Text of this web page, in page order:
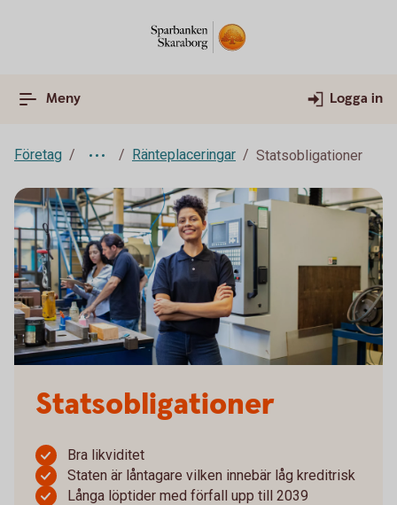
Meny Logga in
Företag Ränteplaceringar Statsobligationer
Statsobligationer
Bra likviditet
Staten är låntagare vilken innebär låg kreditrisk
Långa löptider med förfall upp till 2039